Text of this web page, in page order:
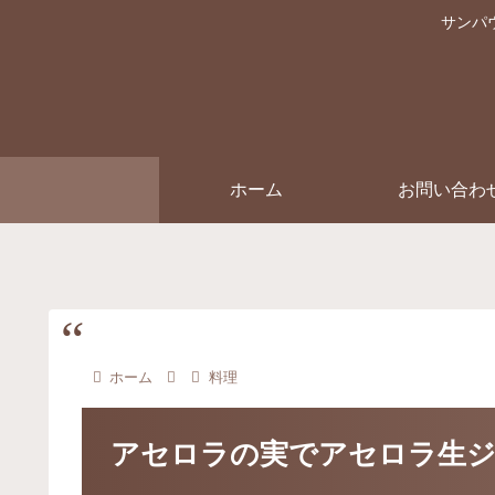
サンパ
ホーム お問い合わ
ホーム 料理
アセロラの実でアセロラ生